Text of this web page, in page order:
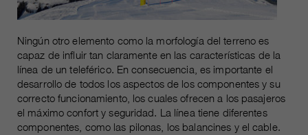
Ningún otro elemento como la morfología del terreno es
capaz de influir tan claramente en las características de la
línea de un teleférico. En consecuencia, es importante el
desarrollo de todos los aspectos de los componentes y su
correcto funcionamiento, los cuales ofrecen a los pasajeros
el máximo confort y seguridad. La línea tiene diferentes
componentes, como las pilonas, los balancines y el cable.